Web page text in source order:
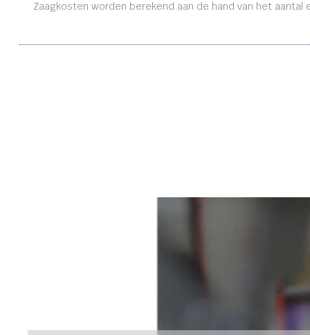
Zaagkosten worden berekend aan de hand van het